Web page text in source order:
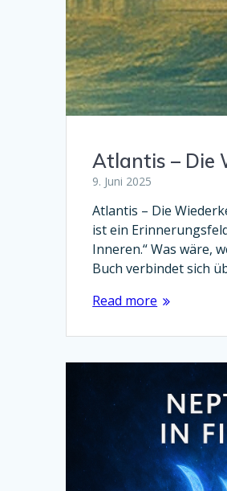
Atlantis – Die
9. Juni 2025
Atlantis – Die
ist ein
Inneren.“ Was wäre,
Buch verbindet sich
Read more